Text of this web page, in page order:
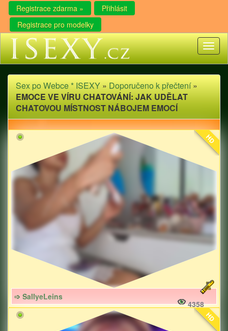
Registrace zdarma »
Přihlásit
Registrace pro modelky
Sex po Webce * ISEXY » Doporučeno k přečtení»
EMOCE VE VÍRU CHATOVÁNÍ: JAK UDĚLAT
CHATOVOU MÍSTNOST NÁBOJEM EMOCÍ
HD
➩ SallyeLeins
4358
HD